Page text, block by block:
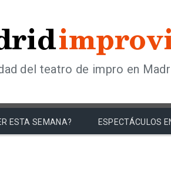
del teatro de impro en
ESTA SEMANA? ESPECTÁCULOS